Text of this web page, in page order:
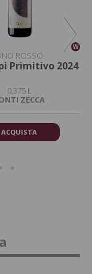
W
ROSSO
Primitivo 2024
0,375 L
ZECCA
ACQUISTA